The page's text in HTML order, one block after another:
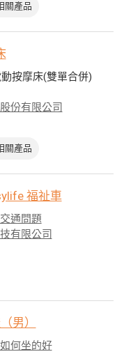
關產品
按摩床(雙單合併)
份有限公司
關產品
福祉車
通問題
有限公司
男）
何坐的好